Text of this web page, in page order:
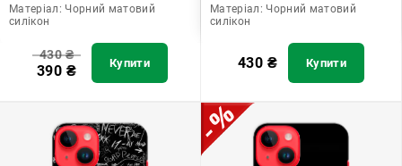
Матеріал: Чорний матовий
силікон
430₴
390 ₴ Купити
Матеріал: Чорний матовий
силікон
430 ₴ Купити